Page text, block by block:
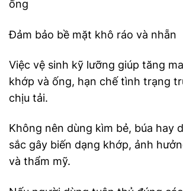
ống
Đảm bảo bề mặt khô ráo và nhẵn
Việc vệ sinh kỹ lưỡng giúp tăng
khớp và ống, hạn chế tình trạng
chịu tải.
Không nên dùng kìm bẻ, búa hay
sắc gây biến dạng khớp, ảnh
và thẩm mỹ.